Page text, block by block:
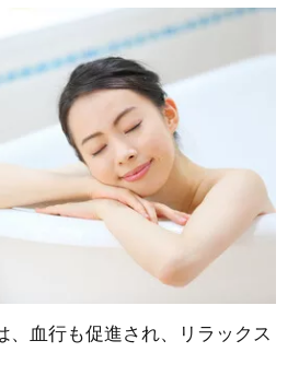
、血行も促進され、リラックス